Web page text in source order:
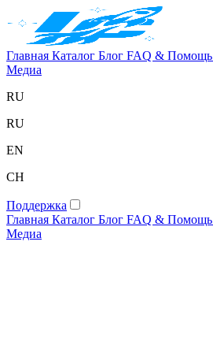
Главная Каталог Блог FAQ & Помощь
Медиа
RU
RU
EN
CH
Поддержка
Главная Каталог Блог FAQ & Помощь
Медиа